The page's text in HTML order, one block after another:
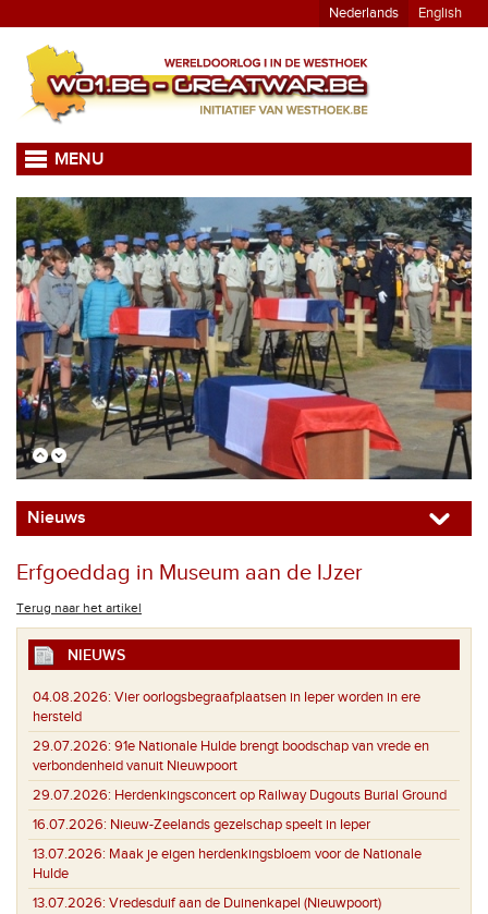
Nederlands English
MENU
Nieuws
Erfgoeddag in Museum aan de IJzer
Terug naar het artikel
NIEUWS
04.08.2026: Vier oorlogsbegraafplaatsen in Ieper worden in ere
hersteld
29.07.2026: 91e Nationale Hulde brengt boodschap van vrede en
verbondenheid vanuit Nieuwpoort
29.07.2026: Herdenkingsconcert op Railway Dugouts Burial Ground
16.07.2026: Nieuw-Zeelands gezelschap speelt in Ieper
13.07.2026: Maak je eigen herdenkingsbloem voor de Nationale
Hulde
13.07.2026: Vredesduif aan de Duinenkapel (Nieuwpoort)